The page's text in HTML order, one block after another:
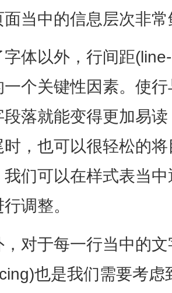
面当中的信息层次非
字体以外，行间距
一个关键性因素。使
段落就能变得更加易
时，也可以很轻松的
我们可以在样式表当
调整。
，对于每一行当中的
也是我们需要考